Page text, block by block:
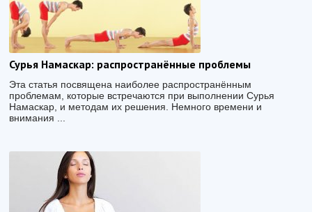
Сурья Намаскар: распространённые проблемы
Эта статья посвящена наиболее распространённым
проблемам, которые встречаются при выполнении Сурья
Намаскар, и методам их решения. Немного времени и
внимания ...